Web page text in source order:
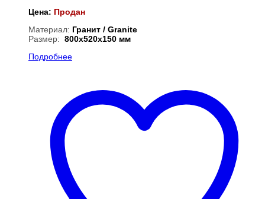
Цена: Продан
Материал: Гранит / Granite
Размер: 800х520х150 мм
Подробнее